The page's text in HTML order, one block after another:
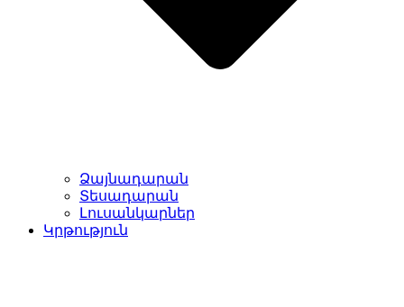
Ձայնադարան
Տեսադարան
Լուսանկարներ
Կրթություն